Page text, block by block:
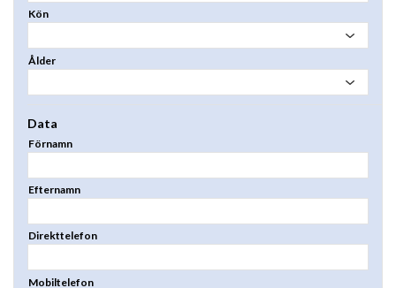
Kön
Ålder
Data
Förnamn
Efternamn
Direkttelefon
Mobiltelefon